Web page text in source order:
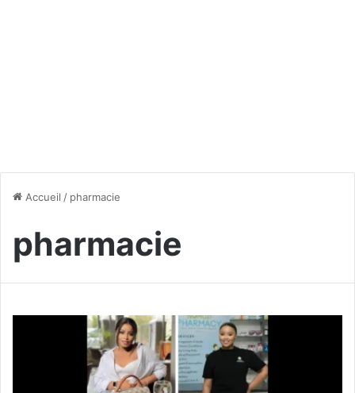
Accueil / pharmacie
pharmacie